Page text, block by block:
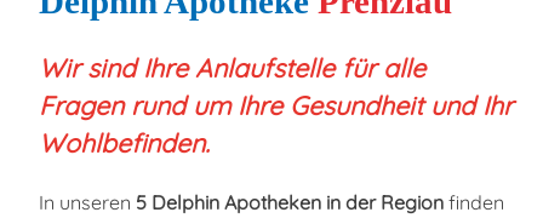
Wir sind Ihre Anlaufstelle für alle
Fragen rund um Ihre Gesundheit und Ihr
Wohlbefinden.
In unseren 5 Delphin Apotheken in der Regionfinden